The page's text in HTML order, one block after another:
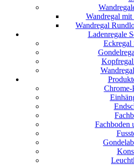
Wandregal
Wandregal
Ladenregale
Eckregal
Chrome-
Fachboden